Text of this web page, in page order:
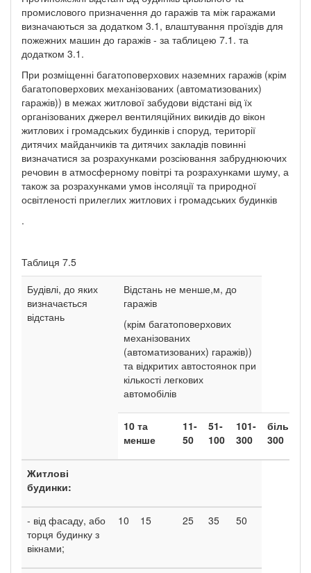
промислового призначення до гаражів та між гаражами
визначаються за додатком 3.1, влаштування проїздів для
пожежних машин до гаражів - за таблицею 7.1. та
додатком 3.1.
При розміщенні багатоповерхових наземних гаражів (крім
багатоповерхових механізованих (автоматизованих)
гаражів)) в межах житлової забудови відстані від їх
організованих джерел вентиляційних викидів до вікон
житлових і громадських будинків і споруд, території
дитячих майданчиків та дитячих закладів повинні
визначатися за розрахунками розсіювання забруднюючих
речовин в атмосферному повітрі та розрахунками шуму, а
також за розрахунками умов інсоляції та природної
освітленості прилеглих житлових і громадських будинків
.
Таблиця 7.5
Будівлі, до яких
визначається
відстань
Відстань не менше,м, до
гаражів
(крім багатоповерхових
механізованих
(автоматизованих) гаражів))
та відкритих автостоянок при
кількості легкових
автомобілів
10 та
менше
11-
50
51-
100
101-
300
більше
300
Житлові
будинки:
- від фасаду, або
торця будинку з
вікнами;
10 15 25 35 50